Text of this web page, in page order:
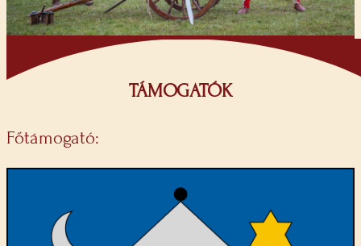
TÁMOGATÓK
Főtámogató: